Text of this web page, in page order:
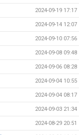
2024-09-19 17:17
2024-09-14 12:07
2024-09-10 07:56
2024-09-08 09:48
2024-09-06 08:28
2024-09-04 10:55
2024-09-04 08:17
2024-09-03 21:34
2024-08-29 20:51